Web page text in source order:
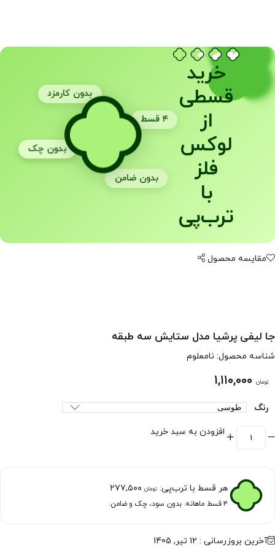
خرید
قسطی
از
لوکس
فلز
با
ترب‌پی
بدون کارمزد
۴ قسط
بدون چک
بدون ضامن
مقایسه محصول
جا لیفی پرشیا مدل ستایش سه طبقه
شناسه محصول: نامعلوم
تومان
رنگ
افزودن به سبد خرید
هر قسط با ترب‌پی: تومان
۴ قسط ماهانه. بدون سود، چک و ضامن.
آخرین بروزرسانی : 12 تیر, 1405